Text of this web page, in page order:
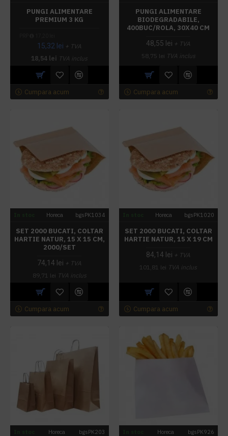
PUNGI ALIMENTARE
PREMIUM 3 KG
15,32 lei + TVA
18,54 lei TVA inclus
Cumpara acum
PUNGI ALIMENTARE
BIODEGRADABILE,
400BUC/ROLA, 30X40 CM
48,55 lei + TVA
58,75 lei TVA inclus
Cumpara acum
Horeca bgsPK1034
SET 2000 BUCATI, COLTAR
HARTIE NATUR, 15 X 15 CM,
2000/SET
74,14 lei + TVA
89,71 lei TVA inclus
Cumpara acum
Horeca bgsPK1020
SET 2000 BUCATI, COLTAR
HARTIE NATUR, 15 X 19 CM
84,14 lei + TVA
101,81 lei TVA inclus
Cumpara acum
Horeca bgsPK203 Horeca bgsPK926